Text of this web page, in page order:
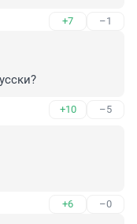
+7 –1
+10 –5
+6 –0